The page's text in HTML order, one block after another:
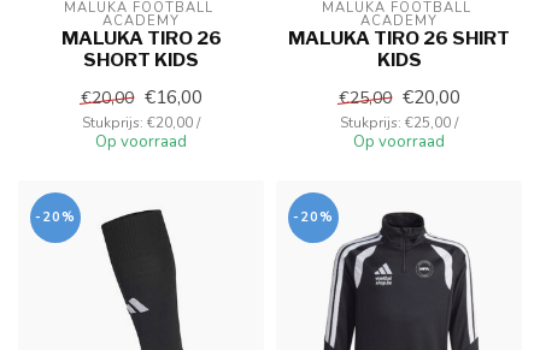
MALUKA FOOTBALL
ACADEMY
MALUKA TIRO 26
SHORT KIDS
€20,00 €16,00
Stukprijs: €20,00 /
Op voorraad
MALUKA FOOTBALL
ACADEMY
MALUKA TIRO 26 SHIRT
KIDS
€25,00 €20,00
Stukprijs: €25,00 /
Op voorraad
-20% -20%